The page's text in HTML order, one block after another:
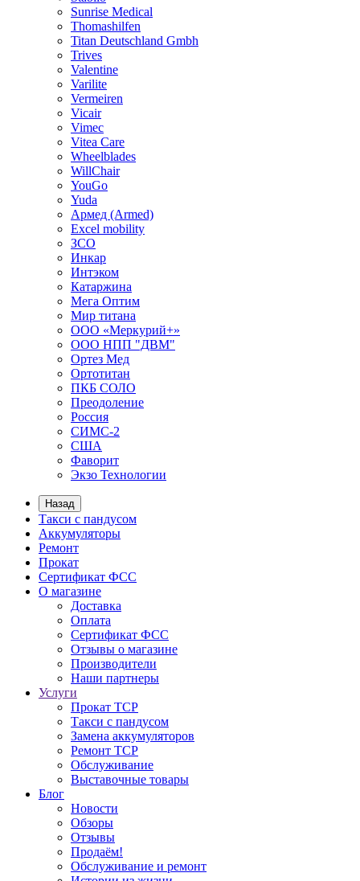
Sunrise Medical
Thomashilfen
Titan Deutschland Gmbh
Trives
Valentine
Varilite
Vermeiren
Vicair
Vimec
Vitea Care
Wheelblades
WillChair
YouGo
Yuda
Армед (Armed)
Еxcel mobility
ЗСО
Инкар
Интэком
Катаржина
Мега Оптим
Мир титана
ООО «Меркурий+»
ООО НПП "ДВМ"
Ортез Мед
Ортотитан
ПКБ СОЛО
Преодоление
Россия
СИМС-2
США
Фаворит
Экзо Технологии
Назад
Такси с пандусом
Аккумуляторы
Ремонт
Прокат
Сертификат ФСС
О магазине
Доставка
Оплата
Сертификат ФСС
Отзывы о магазине
Производители
Наши партнеры
Услуги
Прокат ТСР
Такси с пандусом
Замена аккумуляторов
Ремонт ТСР
Обслуживание
Выставочные товары
Блог
Новости
Обзоры
Отзывы
Продаём!
Обслуживание и ремонт